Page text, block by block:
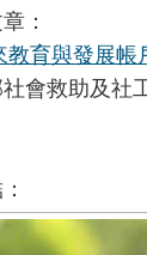
：
育與發展帳
會救助及社